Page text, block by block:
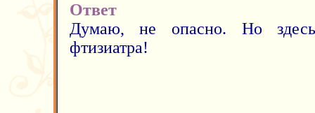
Ответ
Думаю, не опасно. Но здесь
фтизиатра!